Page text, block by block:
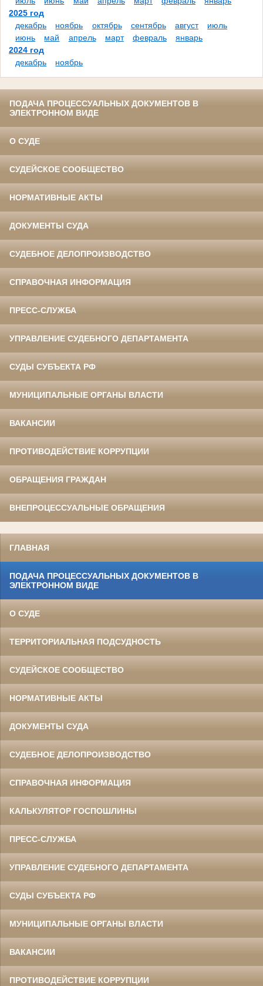
2025 год
декабрь
ноябрь октябрь сентябрь август
июль
июнь
май апрель март февраль
январь
2024 год
декабрь
ноябрь
ПОДАЧА ПРОЦЕССУАЛЬНЫХ ДОКУМЕНТОВ В
ЭЛЕКТРОННОМ ВИДЕ
О СУДЕ
СУДЕЙСКОЕ СООБЩЕСТВО
НОРМАТИВНЫЕ АКТЫ
ДОКУМЕНТЫ СУДА
СУДЕБНОЕ ДЕЛОПРОИЗВОДСТВО
СПРАВОЧНАЯ ИНФОРМАЦИЯ
ПРЕСС-СЛУЖБА
УПРАВЛЕНИЕ СУДЕБНОГО ДЕПАРТАМЕНТА
СУДЫ СУБЪЕКТА РФ
МУНИЦИПАЛЬНЫЕ ОРГАНЫ ВЛАСТИ
ВАКАНСИИ
ПРОТИВОДЕЙСТВИЕ КОРРУПЦИИ
ОБРАЩЕНИЯ ГРАЖДАН
ВНЕПРОЦЕССУАЛЬНЫЕ ОБРАЩЕНИЯ
ГЛАВНАЯ
ПОДАЧА ПРОЦЕССУАЛЬНЫХ ДОКУМЕНТОВ В
ЭЛЕКТРОННОМ ВИДЕ
О СУДЕ
ТЕРРИТОРИАЛЬНАЯ ПОДСУДНОСТЬ
СУДЕЙСКОЕ СООБЩЕСТВО
НОРМАТИВНЫЕ АКТЫ
ДОКУМЕНТЫ СУДА
СУДЕБНОЕ ДЕЛОПРОИЗВОДСТВО
СПРАВОЧНАЯ ИНФОРМАЦИЯ
КАЛЬКУЛЯТОР ГОСПОШЛИНЫ
ПРЕСС-СЛУЖБА
УПРАВЛЕНИЕ СУДЕБНОГО ДЕПАРТАМЕНТА
СУДЫ СУБЪЕКТА РФ
МУНИЦИПАЛЬНЫЕ ОРГАНЫ ВЛАСТИ
ВАКАНСИИ
ПРОТИВОДЕЙСТВИЕ КОРРУПЦИИ